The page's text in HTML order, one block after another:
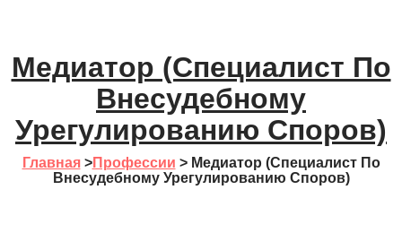
Медиатор (специалист По
Внесудебному
Урегулированию Споров)
Главная>Профессии > Медиатор (специалист По
Внесудебному Урегулированию Споров)